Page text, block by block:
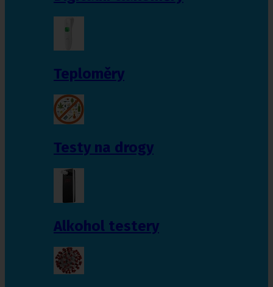
Teploměry
Testy na drogy
Alkohol testery